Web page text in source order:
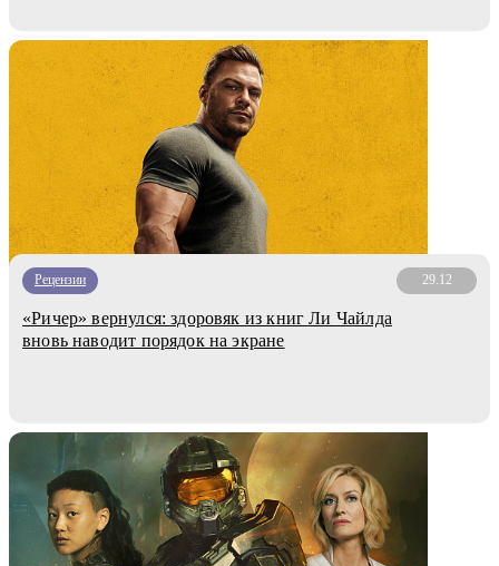
Рецензии 29.12
«Ричер» вернулся: здоровяк из книг Ли Чайлда
вновь наводит порядок на экране